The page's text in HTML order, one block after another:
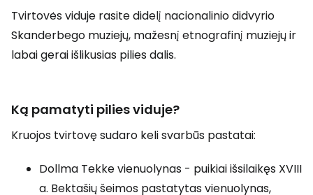
Tvirtovės viduje rasite didelį nacionalinio didvyrio
Skanderbego muziejų, mažesnį etnografinį muziejų ir
labai gerai išlikusias pilies dalis.
Ką pamatyti pilies viduje?
Kruojos tvirtovę sudaro keli svarbūs pastatai:
Dollma Tekke vienuolynas - puikiai išsilaikęs XVIII
a. Bektašių šeimos pastatytas vienuolynas,